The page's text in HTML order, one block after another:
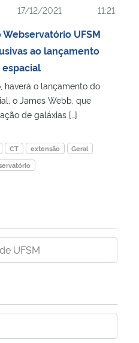
e Comunicações
Direitos Humanos
17/12/2021 11:21
UFSM
ao lançamento
haverá o lançamento do
o James Webb, que
de galáxias […]
CT extensão
Geral